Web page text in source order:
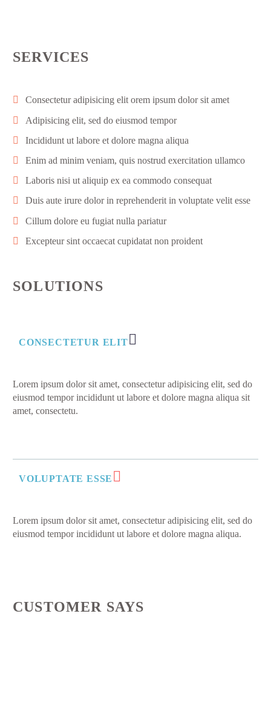
SERVICES
Consectetur adipisicing elit orem ipsum dolor sit amet
Adipisicing elit, sed do eiusmod tempor
Incididunt ut labore et dolore magna aliqua
Enim ad minim veniam, quis nostrud exercitation ullamco
Laboris nisi ut aliquip ex ea commodo consequat
Duis aute irure dolor in reprehenderit in voluptate velit esse
Cillum dolore eu fugiat nulla pariatur
Excepteur sint occaecat cupidatat non proident
SOLUTIONS
CONSECTETUR ELIT
Lorem ipsum dolor sit amet, consectetur adipisicing elit, sed do
eiusmod tempor incididunt ut labore et dolore magna aliqua sit
amet, consectetu.
VOLUPTATE ESSE
Lorem ipsum dolor sit amet, consectetur adipisicing elit, sed do
eiusmod tempor incididunt ut labore et dolore magna aliqua.
CUSTOMER SAYS